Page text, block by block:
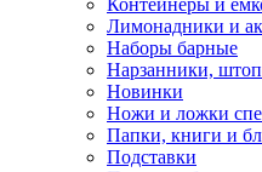
Контейнеры и
Лимонадники и
Наборы барные
Нарзанники,
Новинки
Ножи и ложки
Папки, книги и
Подставки